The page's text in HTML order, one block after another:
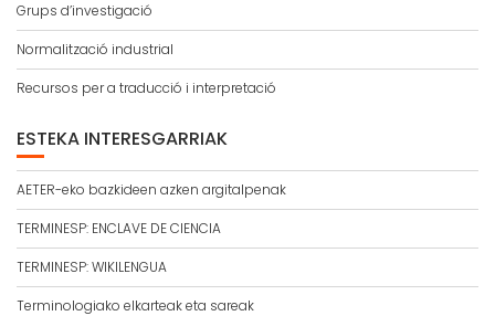
Grups d’investigació
Normalització industrial
Recursos per a traducció i interpretació
ESTEKA INTERESGARRIAK
AETER-eko bazkideen azken argitalpenak
TERMINESP: ENCLAVE DE CIENCIA
TERMINESP: WIKILENGUA
Terminologiako elkarteak eta sareak